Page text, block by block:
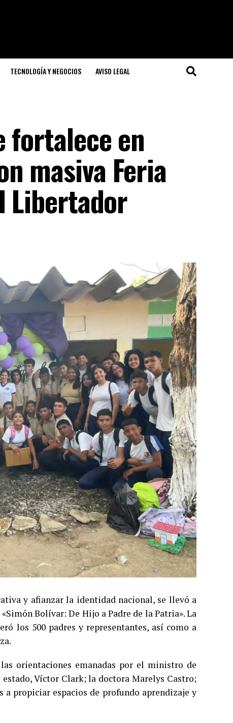
TECNOLOGÍA Y NEGOCIOS AVISO LEGAL
fortalece en
masiva Feria
Libertador
y afianzar la identidad nacional, se llevó a
Bolívar: De Hijo a Padre de la Patria». La
los 500 padres y representantes, así como a
orientaciones emanadas por el ministro de
Víctor Clark; la doctora Marelys Castro;
propiciar espacios de profundo aprendizaje y